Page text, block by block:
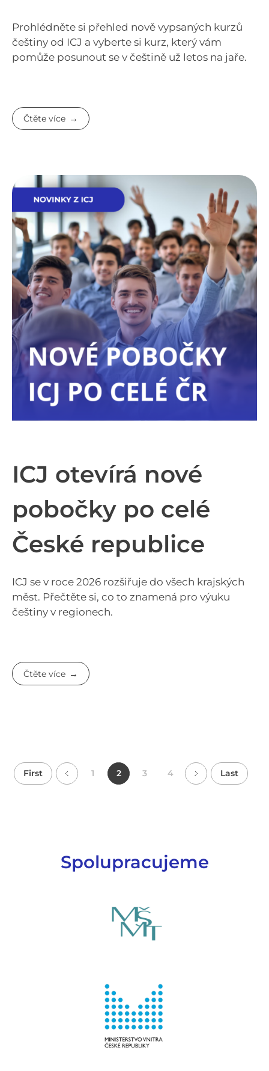
Prohlédněte si přehled nově vypsaných kurzů
češtiny od ICJ a vyberte si kurz, který vám
pomůže posunout se v češtině už letos na jaře.
Čtěte více
ICJ otevírá nové
pobočky po celé
České republice
ICJ se v roce 2026 rozšiřuje do všech krajských
měst. Přečtěte si, co to znamená pro výuku
češtiny v regionech.
Čtěte více
First 1 2 3 4 Last
Spolupracujeme